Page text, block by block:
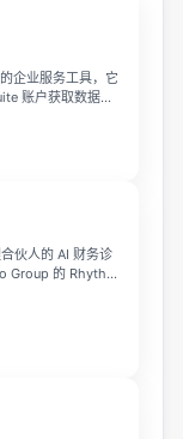
企业服务工具，它
账户获取数据。
伙人的 AI 财务诊
Group 的 Rhythm